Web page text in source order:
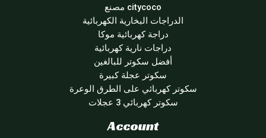
citycoco مصنع
الدراجات البخارية الكهربائية
دراجة كهربائية موكا
دراجات نارية كهربائية
أفضل سكوتر للبالغين
سكوتر عجلة كبيرة
سكوتر كهربائي على الطرق الوعرة
سكوتر كهربائي 3 عجلات
Account